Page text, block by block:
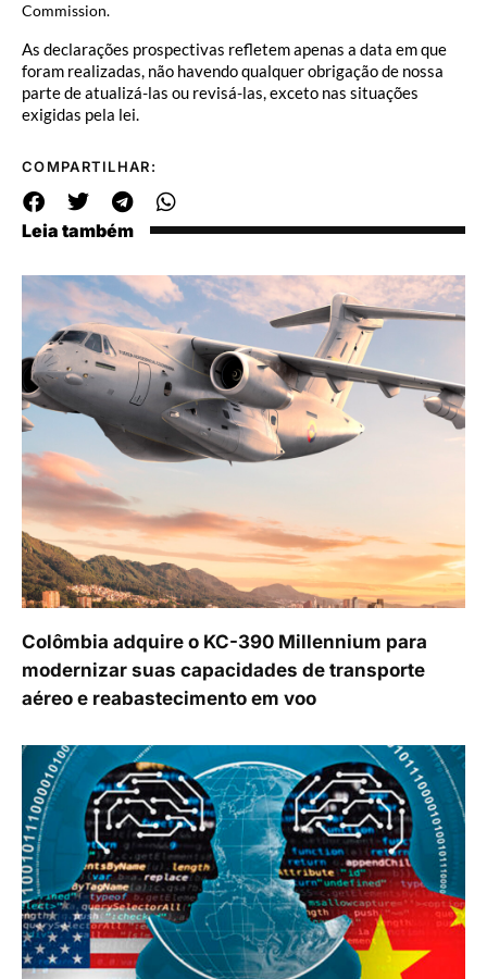
Commission.
As declarações prospectivas refletem apenas a data em que
foram realizadas, não havendo qualquer obrigação de nossa
parte de atualizá-las ou revisá-las, exceto nas situações
exigidas pela lei.
COMPARTILHAR:
Leia também
Colômbia adquire o KC-390 Millennium para
modernizar suas capacidades de transporte
aéreo e reabastecimento em voo